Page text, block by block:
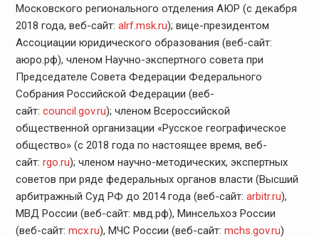
Московского регионального отделения АЮР (с декабря
2018 года, веб-сайт: alrf.msk.ru); вице-президентом
Ассоциации юридического образования (веб-сайт:
аюро.рф), членом Научно-экспертного совета при
Председателе Совета Федерации Федерального
Собрания Российской Федерации (веб-
сайт: council.gov.ru); членом Всероссийской
общественной организации «Русское географическое
общество» (с 2018 года по настоящее время, веб-
сайт: rgo.ru); членом научно-методических, экспертных
советов при ряде федеральных органов власти (Высший
арбитражный Суд РФ до 2014 года (веб-сайт: arbitr.ru),
МВД России (веб-сайт: мвд.рф), Минсельхоз России
(веб-сайт: mcx.ru), МЧС России (веб-сайт: mchs.gov.ru)